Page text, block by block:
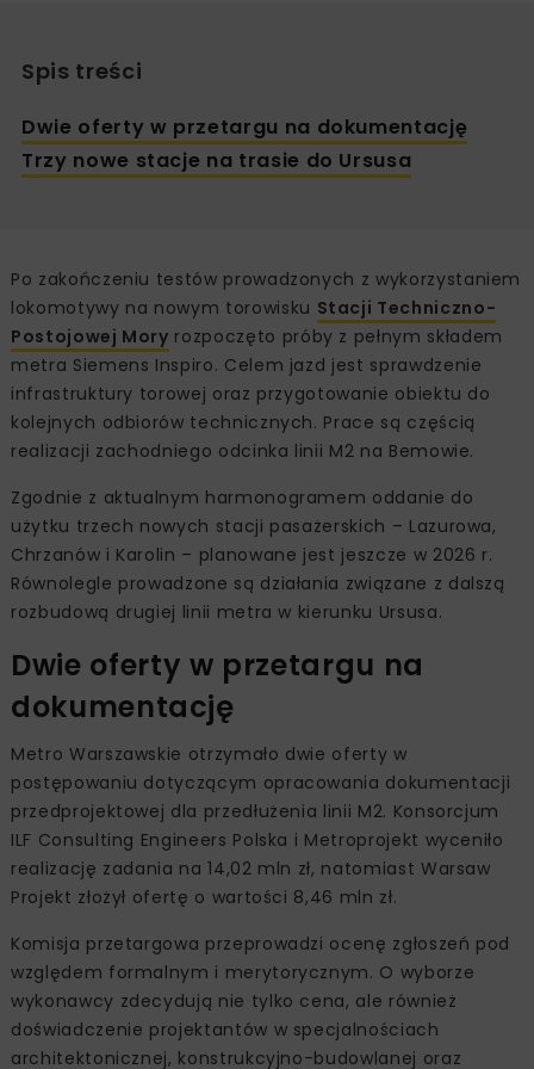
Spis treści
Dwie oferty w przetargu na dokumentację
Trzy nowe stacje na trasie do Ursusa
Po zakończeniu testów prowadzonych z wykorzystaniem
lokomotywy na nowym torowisku Stacji Techniczno-
Postojowej Mory rozpoczęto próby z pełnym składem
metra Siemens Inspiro. Celem jazd jest sprawdzenie
infrastruktury torowej oraz przygotowanie obiektu do
kolejnych odbiorów technicznych. Prace są częścią
realizacji zachodniego odcinka linii M2 na Bemowie.
Zgodnie z aktualnym harmonogramem oddanie do
użytku trzech nowych stacji pasażerskich – Lazurowa,
Chrzanów i Karolin – planowane jest jeszcze w 2026 r.
Równolegle prowadzone są działania związane z dalszą
rozbudową drugiej linii metra w kierunku Ursusa.
Dwie oferty w przetargu na
dokumentację
Metro Warszawskie otrzymało dwie oferty w
postępowaniu dotyczącym opracowania dokumentacji
przedprojektowej dla przedłużenia linii M2. Konsorcjum
ILF Consulting Engineers Polska i Metroprojekt wyceniło
realizację zadania na 14,02 mln zł, natomiast Warsaw
Projekt złożył ofertę o wartości 8,46 mln zł.
Komisja przetargowa przeprowadzi ocenę zgłoszeń pod
względem formalnym i merytorycznym. O wyborze
wykonawcy zdecydują nie tylko cena, ale również
doświadczenie projektantów w specjalnościach
architektonicznej, konstrukcyjno-budowlanej oraz